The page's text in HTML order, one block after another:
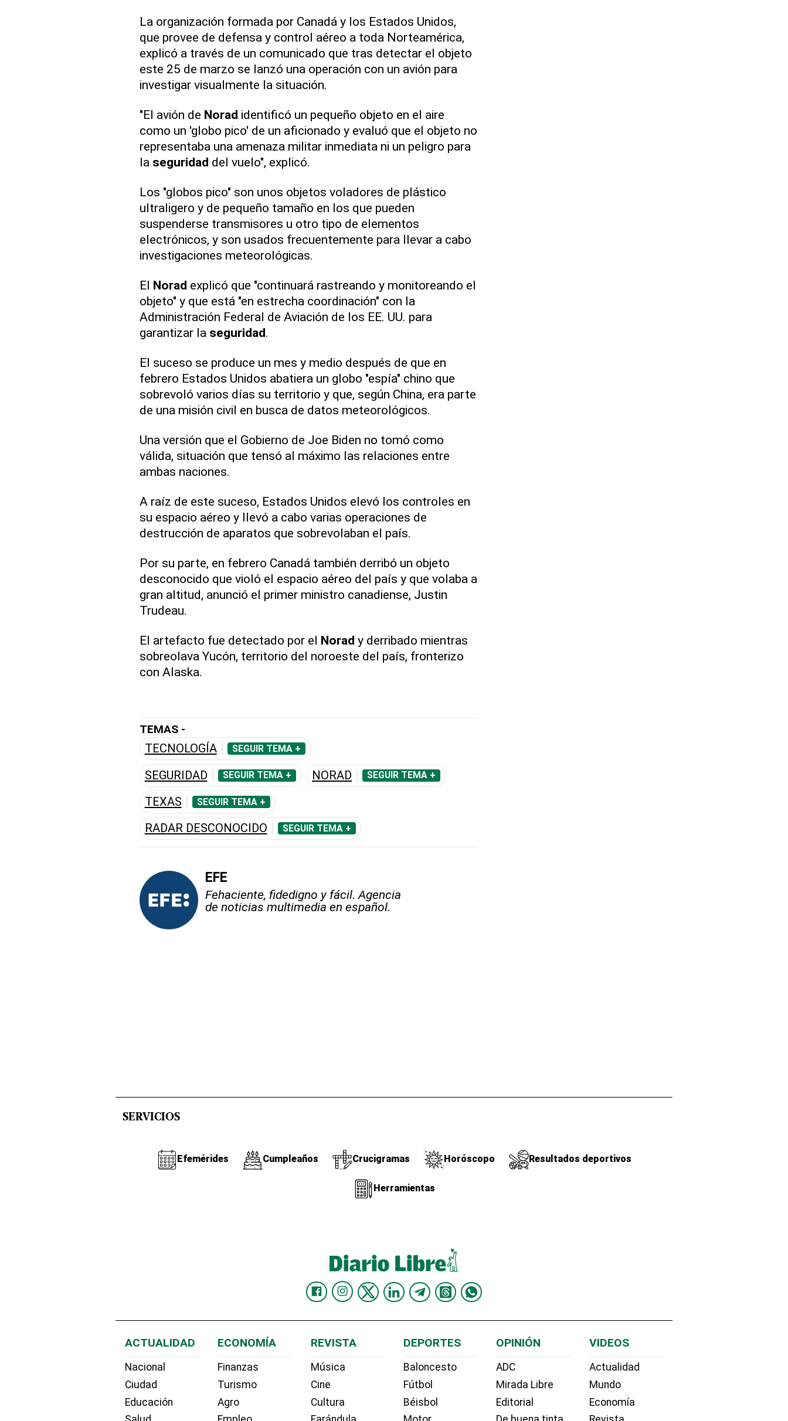
La organización formada por Canadá y los Estados Unidos,
que provee de defensa y control aéreo a toda Norteamérica,
explicó a través de un comunicado que tras detectar el objeto
este 25 de marzo se lanzó una operación con un avión para
investigar visualmente la situación.
"El avión de Norad identificó un pequeño objeto en el aire
como un 'globo pico' de un aficionado y evaluó que el objeto no
representaba una amenaza militar inmediata ni un peligro para
la seguridad del vuelo", explicó.
Los "globos pico" son unos objetos voladores de plástico
ultraligero y de pequeño tamaño en los que pueden
suspenderse transmisores u otro tipo de elementos
electrónicos, y son usados frecuentemente para llevar a cabo
investigaciones meteorológicas.
El Norad explicó que "continuará rastreando y monitoreando el
objeto" y que está "en estrecha coordinación" con la
Administración Federal de Aviación de los EE. UU. para
garantizar la seguridad.
El suceso se produce un mes y medio después de que en
febrero Estados Unidos abatiera un globo "espía" chino que
sobrevoló varios días su territorio y que, según China, era parte
de una misión civil en busca de datos meteorológicos.
Una versión que el Gobierno de Joe Biden no tomó como
válida, situación que tensó al máximo las relaciones entre
ambas naciones.
A raíz de este suceso, Estados Unidos elevó los controles en
su espacio aéreo y llevó a cabo varias operaciones de
destrucción de aparatos que sobrevolaban el país.
Por su parte, en febrero Canadá también derribó un objeto
desconocido que violó el espacio aéreo del país y que volaba a
gran altitud, anunció el primer ministro canadiense, Justin
Trudeau.
El artefacto fue detectado por el Norad y derribado mientras
sobreolava Yucón, territorio del noroeste del país, fronterizo
con Alaska.
TEMAS -
TECNOLOGÍA SEGUIR TEMA +
SEGURIDAD SEGUIR TEMA + NORAD SEGUIR TEMA +
TEXAS SEGUIR TEMA +
RADAR DESCONOCIDO SEGUIR TEMA +
EFE
Fehaciente, fidedigno y fácil. Agencia
de noticias multimedia en español.
SERVICIOS
Efemérides Cumpleaños Crucigramas Horóscopo Resultados deportivos
Herramientas
ACTUALIDAD
Nacional
Ciudad
Educación
ECONOMÍA
Finanzas
Turismo
Agro
REVISTA
Música
Cine
Cultura
DEPORTES
Baloncesto
Fútbol
Béisbol
OPINIÓN
ADC
Mirada Libre
Editorial
VIDEOS
Actualidad
Mundo
Economía